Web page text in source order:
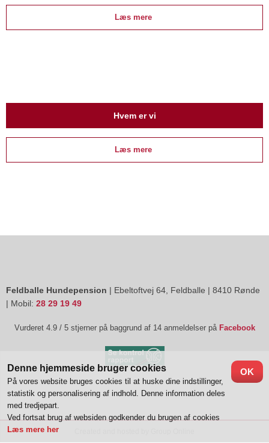
Læs mere ​
​Hvem er vi
Læs mere ​
Feldballe Hundepension | Ebeltoftvej 64, Feldballe | 8410 Rønde
| Mobil: 28 29 19 49
​Vurderet 4.9 / 5 stjerner på baggrund af 14 anmeldelser på Facebook
Denne hjemmeside bruger cookies
På vores website bruges cookies til at huske dine indstillinger,
statistik og personalisering af indhold. Denne information deles
med tredjepart.
Ved fortsat brug af websiden godkender du brugen af cookies
Læs mere her
OK